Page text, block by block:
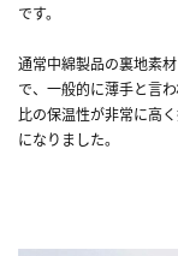
です。
通常中綿製品の裏地素
で、一般的に薄手と言
比の保温性が非常に高
になりました。